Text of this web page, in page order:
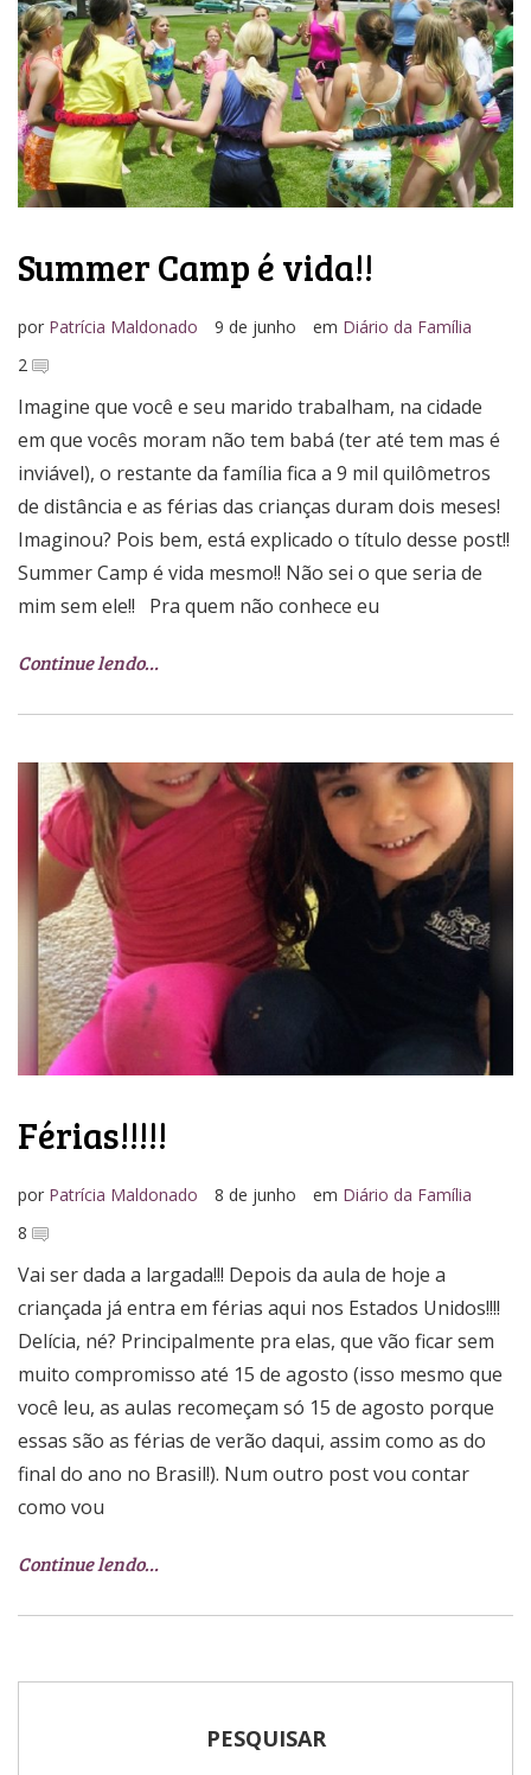
Media Kit
Summer Camp é vida!!
por Patrícia Maldonado 9 de junho em Diário da Família
2
Imagine que você e seu marido trabalham, na cidade
em que vocês moram não tem babá (ter até tem mas é
inviável), o restante da família fica a 9 mil quilômetros
de distância e as férias das crianças duram dois meses!
Imaginou? Pois bem, está explicado o título desse post!!
Summer Camp é vida mesmo!! Não sei o que seria de
mim sem ele!! Pra quem não conhece eu
Continue lendo…
Férias!!!!!
por Patrícia Maldonado 8 de junho em Diário da Família
8
Vai ser dada a largada!!! Depois da aula de hoje a
criançada já entra em férias aqui nos Estados Unidos!!!!
Delícia, né? Principalmente pra elas, que vão ficar sem
muito compromisso até 15 de agosto (isso mesmo que
você leu, as aulas recomeçam só 15 de agosto porque
essas são as férias de verão daqui, assim como as do
final do ano no Brasil!). Num outro post vou contar
como vou
Continue lendo…
PESQUISAR